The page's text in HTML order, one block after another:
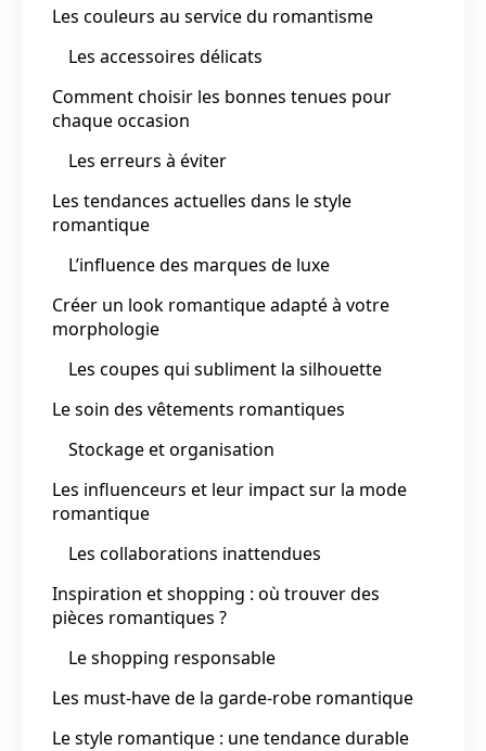
Les couleurs au service du romantisme
Les accessoires délicats
Comment choisir les bonnes tenues pour
chaque occasion
Les erreurs à éviter
Les tendances actuelles dans le style
romantique
L’influence des marques de luxe
Créer un look romantique adapté à votre
morphologie
Les coupes qui subliment la silhouette
Le soin des vêtements romantiques
Stockage et organisation
Les influenceurs et leur impact sur la mode
romantique
Les collaborations inattendues
Inspiration et shopping : où trouver des
pièces romantiques ?
Le shopping responsable
Les must-have de la garde-robe romantique
Le style romantique : une tendance durable